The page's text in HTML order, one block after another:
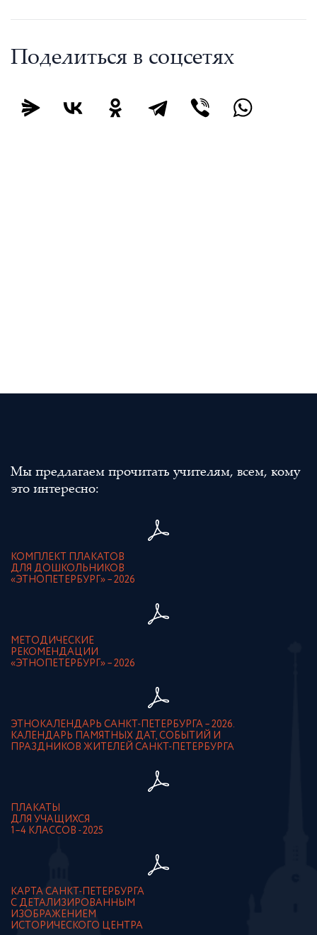
Поделиться в соцсетях
Мы предлагаем прочитать учителям, всем, кому
это интересно:
КОМПЛЕКТ ПЛАКАТОВ
ДЛЯ ДОШКОЛЬНИКОВ
«ЭТНОПЕТЕРБУРГ» – 2026
МЕТОДИЧЕСКИЕ
РЕКОМЕНДАЦИИ
«ЭТНОПЕТЕРБУРГ» – 2026
ЭТНОКАЛЕНДАРЬ САНКТ-ПЕТЕРБУРГА – 2026.
КАЛЕНДАРЬ ПАМЯТНЫХ ДАТ, СОБЫТИЙ И
ПРАЗДНИКОВ ЖИТЕЛЕЙ САНКТ-ПЕТЕРБУРГА
ПЛАКАТЫ
ДЛЯ УЧАЩИХСЯ
1–4 КЛАССОВ - 2025
КАРТА САНКТ-ПЕТЕРБУРГА
С ДЕТАЛИЗИРОВАННЫМ
ИЗОБРАЖЕНИЕМ
ИСТОРИЧЕСКОГО ЦЕНТРА